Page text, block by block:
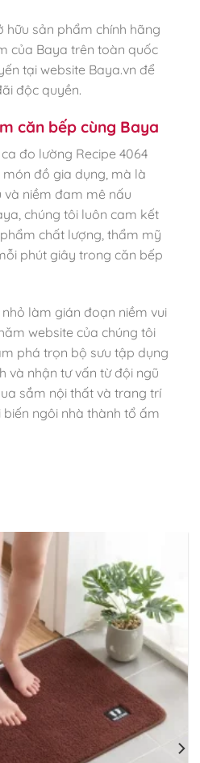
hữu sản phẩm chính hãng
của Baya trên toàn quốc
tại website Baya.vn để
độc quyền.
căn bếp cùng Baya
đo lường Recipe 4064
đồ gia dụng, mà là
và niềm đam mê nấu
chúng tôi luôn cam kết
chất lượng, thẩm mỹ
phút giây trong căn bếp
làm gián đoạn niềm vui
website của chúng tôi
phá trọn bộ sưu tập dụng
và nhận tư vấn từ đội ngũ
sắm nội thất và trang trí
ngôi nhà thành tổ ấm